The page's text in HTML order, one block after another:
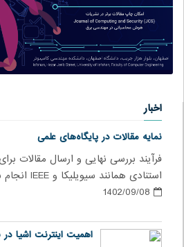
اخبار
نمایه مقالات در پایگاه‌های علمی
فرآیند بررسی نهایی و ارسال مقالات
استنادی همانند سیویلیکا و IEEE انجام شده است.
1402/09/08
اهمیت اینترنت اشیا در